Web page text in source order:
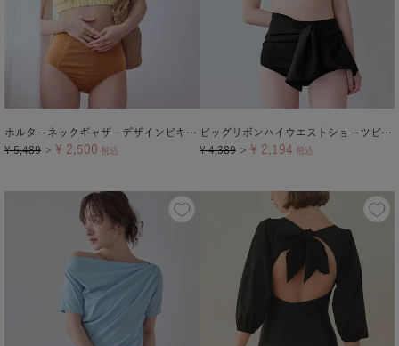
ホルターネックギャザーデザインビキニ/水着
¥ 5,489 ＞ ¥ 2,500 税込
ビッグリボンハイウエストショーツビキニ/水着
¥ 4,389 ＞ ¥ 2,194 税込